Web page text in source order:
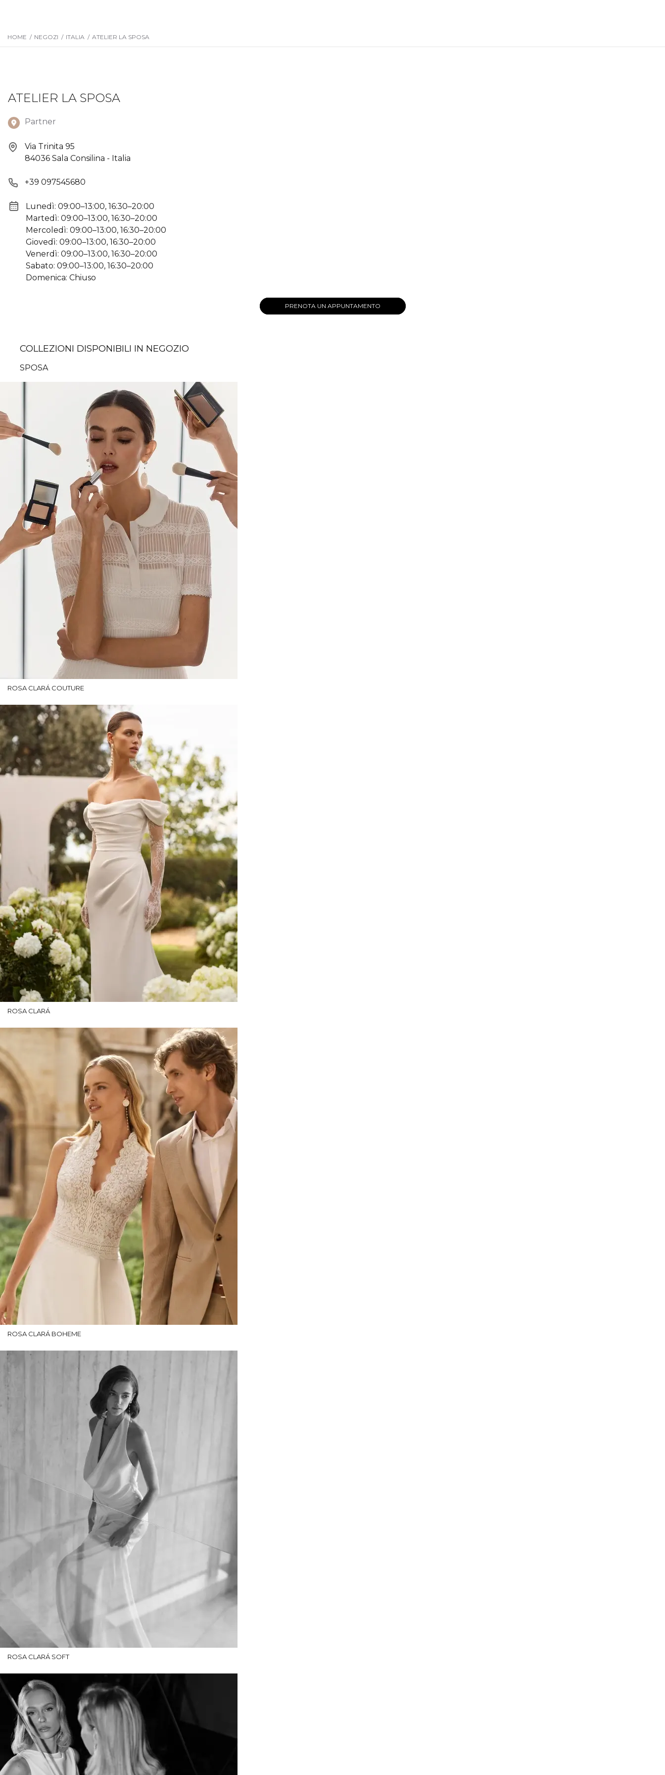
HOME / NEGOZI / ITALIA / ATELIER LA SPOSA
ATELIER LA SPOSA
Partner
Via Trinita 95
84036 Sala Consilina - Italia
+39 097545680
Lunedì: 09:00–13:00, 16:30–20:00
Martedì: 09:00–13:00, 16:30–20:00
Mercoledì: 09:00–13:00, 16:30–20:00
Giovedì: 09:00–13:00, 16:30–20:00
Venerdì: 09:00–13:00, 16:30–20:00
Sabato: 09:00–13:00, 16:30–20:00
Domenica: Chiuso
PRENOTA UN APPUNTAMENTO
COLLEZIONI DISPONIBILI IN NEGOZIO
SPOSA
ROSA CLARÁ COUTURE
ROSA CLARÁ
ROSA CLARÁ BOHEME
ROSA CLARÁ SOFT